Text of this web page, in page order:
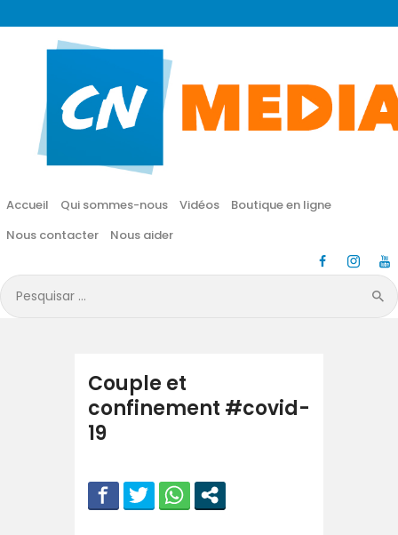
Accueil Qui sommes-nous Vidéos
Boutique en ligne
Nous contacter
Nous aider
Pesquisar
por:
CN MÉDIA
Une vie nouvelle en JESUS !
Accueil
Vidéos
Boutique en ligne
Nous aider
Couple et
confinement #covid-
19